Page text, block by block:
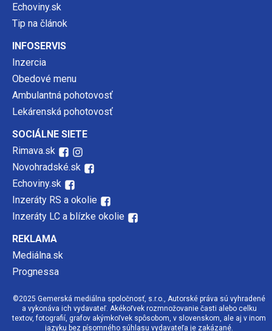
Echoviny.sk
Tip na článok
INFOSERVIS
Inzercia
Obedové menu
Ambulantná pohotovosť
Lekárenská pohotovosť
SOCIÁLNE SIETE
Rimava.sk
Novohradské.sk
Echoviny.sk
Inzeráty RS a okolie
Inzeráty LC a blízke okolie
REKLAMA
Mediálna.sk
Prognessa
©2025 Gemerská mediálna spoločnosť, s.r.o., Autorské práva sú vyhradené
a vykonáva ich vydavateľ. Akékoľvek rozmnožovanie časti alebo celku
textov, fotografií, grafov akýmkoľvek spôsobom, v slovenskom, ale aj v inom
jazyku bez písomného súhlasu vydavateľa je zakázané.